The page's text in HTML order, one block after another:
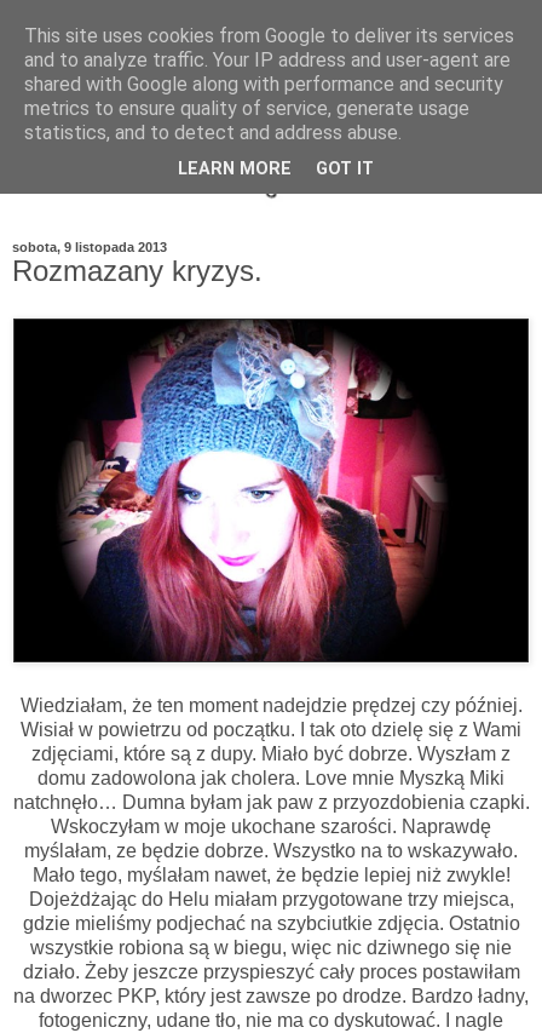
sobota, 9 listopada 2013
Rozmazany kryzys.
Wiedziałam, że ten moment nadejdzie prędzej czy później.
Wisiał w powietrzu od początku. I tak oto dzielę się z Wami
zdjęciami, które są z dupy. Miało być dobrze. Wyszłam z
domu zadowolona jak cholera. Love mnie Myszką Miki
natchnęło… Dumna byłam jak paw z przyozdobienia czapki.
Wskoczyłam w moje ukochane szarości. Naprawdę
myślałam, ze będzie dobrze. Wszystko na to wskazywało.
Mało tego, myślałam nawet, że będzie lepiej niż zwykle!
Dojeżdżając do Helu miałam przygotowane trzy miejsca,
gdzie mieliśmy podjechać na szybciutkie zdjęcia. Ostatnio
wszystkie robiona są w biegu, więc nic dziwnego się nie
działo. Żeby jeszcze przyspieszyć cały proces postawiłam
na dworzec PKP, który jest zawsze po drodze. Bardzo ładny,
fotogeniczny, udane tło, nie ma co dyskutować. I nagle
This site uses cookies from Google to deliver its services
and to analyze traffic. Your IP address and user-agent are
shared with Google along with performance and security
metrics to ensure quality of service, generate usage
statistics, and to detect and address abuse.
LEARN MORE GOT IT